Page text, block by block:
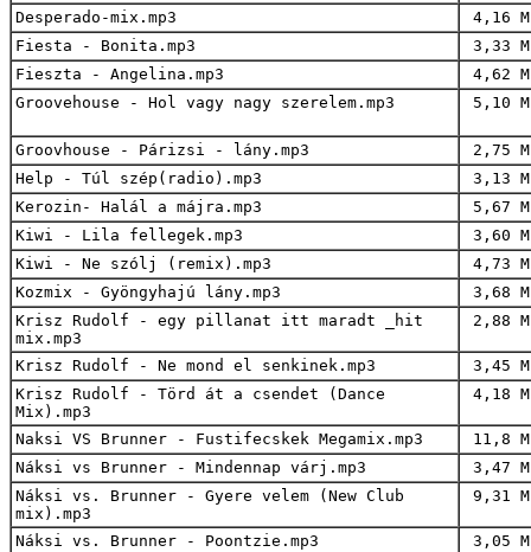
Desperado-mix.mp3
4,16
Fiesta - Bonita.mp3
3,33
Fieszta - Angelina.mp3
4,62
Groovehouse - Hol vagy nagy szerelem.mp3
5,10
Groovhouse - Párizsi - lány.mp3
2,75
Help - Túl szép(radio).mp3
3,13
Kerozin- Halál a májra.mp3
5,67
Kiwi - Lila fellegek.mp3
3,60
Kiwi - Ne szólj (remix).mp3
4,73
Kozmix - Gyöngyhajú lány.mp3
3,68
Krisz Rudolf - egy pillanat itt maradt _hit
mix.mp3
2,88
Krisz Rudolf - Ne mond el senkinek.mp3
3,45
Krisz Rudolf - Törd át a csendet (Dance
Mix).mp3
4,18
Naksi VS Brunner - Fustifecskek Megamix.mp3
11,8
Náksi vs Brunner - Mindennap várj.mp3
3,47
Náksi vs. Brunner - Gyere velem (New Club
mix).mp3
9,31
Náksi vs. Brunner - Poontzie.mp3
3,05